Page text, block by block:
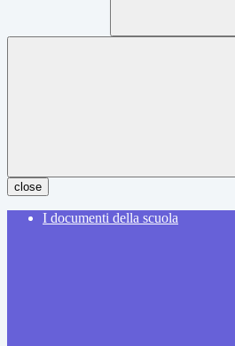
close
I documenti della scuola